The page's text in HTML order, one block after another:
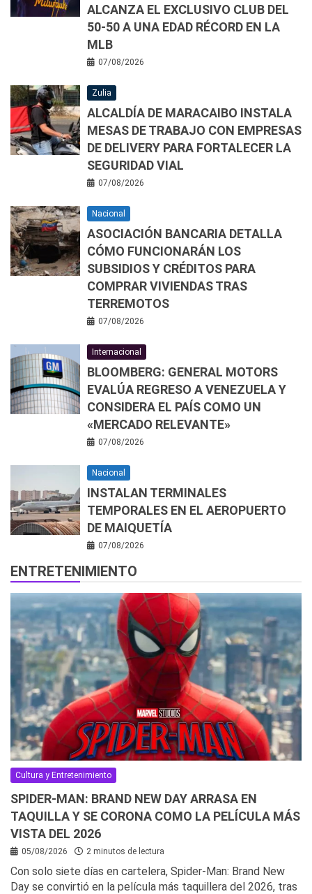
ALCANZA EL EXCLUSIVO CLUB DEL
50-50 A UNA EDAD RÉCORD EN LA
MLB
07/08/2026
Zulia
ALCALDÍA DE MARACAIBO INSTALA
MESAS DE TRABAJO CON EMPRESAS
DE DELIVERY PARA FORTALECER LA
SEGURIDAD VIAL
07/08/2026
Nacional
ASOCIACIÓN BANCARIA DETALLA
CÓMO FUNCIONARÁN LOS
SUBSIDIOS Y CRÉDITOS PARA
COMPRAR VIVIENDAS TRAS
TERREMOTOS
07/08/2026
Internacional
BLOOMBERG: GENERAL MOTORS
EVALÚA REGRESO A VENEZUELA Y
CONSIDERA EL PAÍS COMO UN
«MERCADO RELEVANTE»
07/08/2026
Nacional
INSTALAN TERMINALES
TEMPORALES EN EL AEROPUERTO
DE MAIQUETÍA
07/08/2026
ENTRETENIMIENTO
Cultura y Entretenimiento
SPIDER-MAN: BRAND NEW DAY ARRASA EN
TAQUILLA Y SE CORONA COMO LA PELÍCULA MÁS
VISTA DEL 2026
05/08/2026 2 minutos de lectura
Con solo siete días en cartelera, Spider-Man: Brand New
Day se convirtió en la película más taquillera del 2026, tras